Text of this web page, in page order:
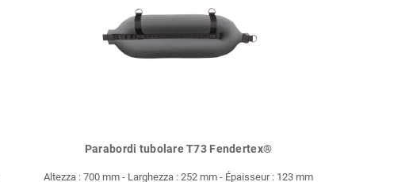
Parabordi tubolare T73 Fendertex®
Altezza : 700 mm - Larghezza : 252 mm - Épaisseur : 123 mm